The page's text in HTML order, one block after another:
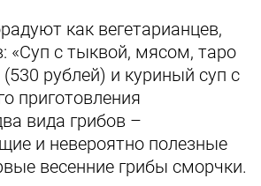
как вегетарианцев,
«Суп с тыквой, мясом, таро
рублей) и куриный суп с
приготовления
вида грибов –
и невероятно полезные
весенние грибы сморчки.